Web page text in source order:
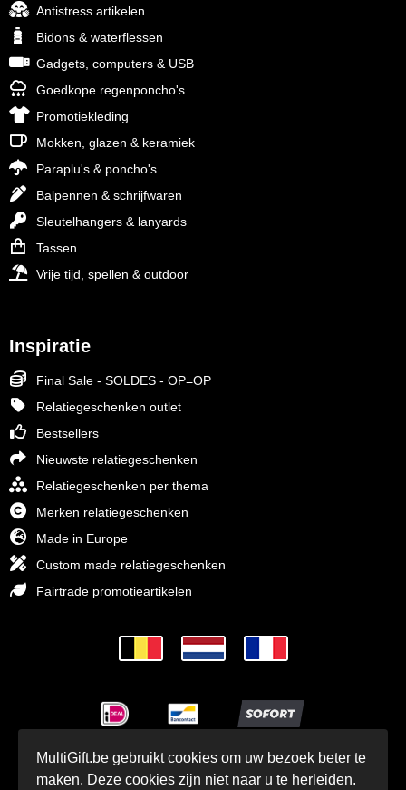
Antistress artikelen
Bidons & waterflessen
Gadgets, computers & USB
Goedkope regenponcho's
Promotiekleding
Mokken, glazen & keramiek
Paraplu's & poncho's
Balpennen & schrijfwaren
Sleutelhangers & lanyards
Tassen
Vrije tijd, spellen & outdoor
Inspiratie
Final Sale - SOLDES - OP=OP
Relatiegeschenken outlet
Bestsellers
Nieuwste relatiegeschenken
Relatiegeschenken per thema
Merken relatiegeschenken
Made in Europe
Custom made relatiegeschenken
Fairtrade promotieartikelen
© MultiGift Relatiegeschenken 1993 - 2026
MultiGift.be gebruikt cookies om uw bezoek beter te
maken. Deze cookies zijn niet naar u te herleiden.